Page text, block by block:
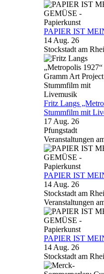
PAPIER IST
14 Aug. 26
Stockstadt am
Fritz Langs
Stummfilm mit
17 Aug. 26
Pfungstadt
Veranstaltungen
PAPIER IST
14 Aug. 26
Stockstadt am
Veranstaltungen
PAPIER IST
14 Aug. 26
Stockstadt am